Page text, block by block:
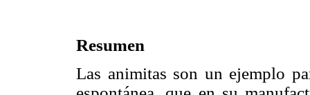
Resumen
Las animitas son un ejemplo